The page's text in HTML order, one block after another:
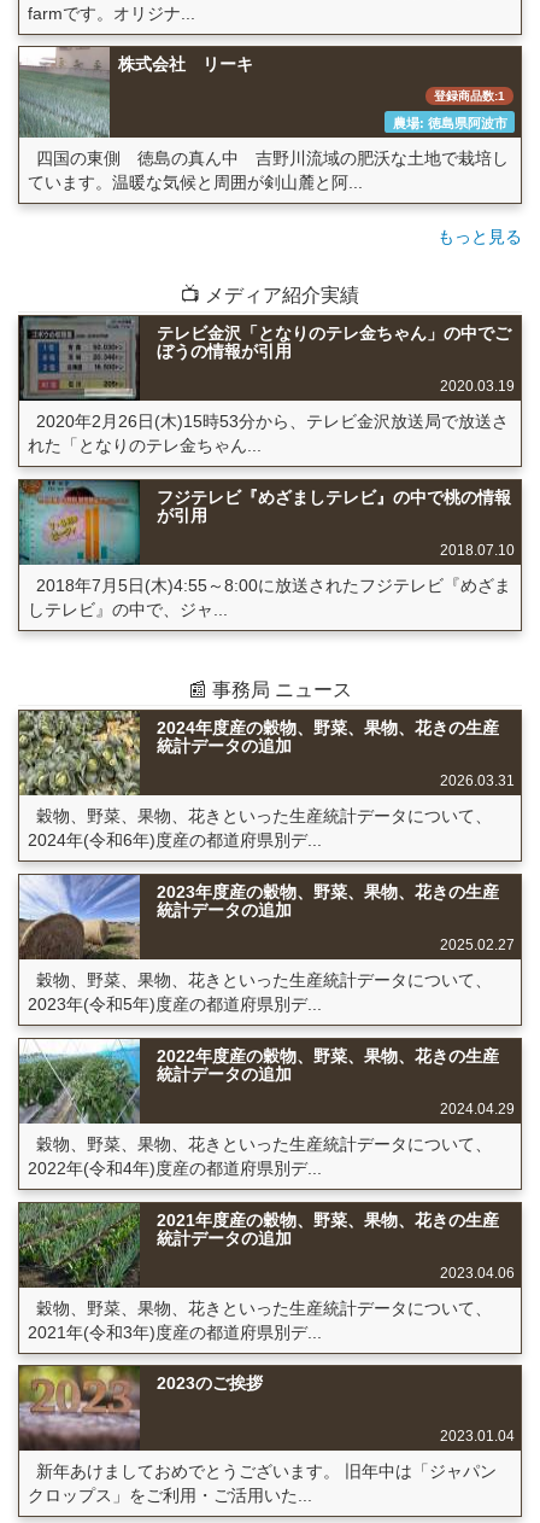
farmです。オリジナ...
株式会社 リーキ
登録商品数:1
農場: 徳島県阿波市
四国の東側 徳島の真ん中 吉野川流域の肥沃な土地で栽培し
ています。温暖な気候と周囲が剣山麓と阿...
もっと見る
📺 メディア紹介実績
テレビ金沢「となりのテレ金ちゃん」の中でご
ぼうの情報が引用
2020.03.19
2020年2月26日(木)15時53分から、テレビ金沢放送局で放送さ
れた「となりのテレ金ちゃん...
フジテレビ『めざましテレビ』の中で桃の情報
が引用
2018.07.10
2018年7月5日(木)4:55～8:00に放送されたフジテレビ『めざま
しテレビ』の中で、ジャ...
📰 事務局 ニュース
2024年度産の穀物、野菜、果物、花きの生産
統計データの追加
2026.03.31
穀物、野菜、果物、花きといった生産統計データについて、
2024年(令和6年)度産の都道府県別デ...
2023年度産の穀物、野菜、果物、花きの生産
統計データの追加
2025.02.27
穀物、野菜、果物、花きといった生産統計データについて、
2023年(令和5年)度産の都道府県別デ...
2022年度産の穀物、野菜、果物、花きの生産
統計データの追加
2024.04.29
穀物、野菜、果物、花きといった生産統計データについて、
2022年(令和4年)度産の都道府県別デ...
2021年度産の穀物、野菜、果物、花きの生産
統計データの追加
2023.04.06
穀物、野菜、果物、花きといった生産統計データについて、
2021年(令和3年)度産の都道府県別デ...
2023のご挨拶
2023.01.04
新年あけましておめでとうございます。 旧年中は「ジャパン
クロップス」をご利用・ご活用いた...